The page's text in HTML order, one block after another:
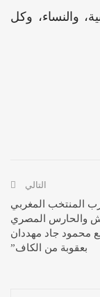
والنساء، وكل
التالي
المنتخب المغربي
والحارس المصري
محمود جاد مهددان
بعقوبة من الكاف”